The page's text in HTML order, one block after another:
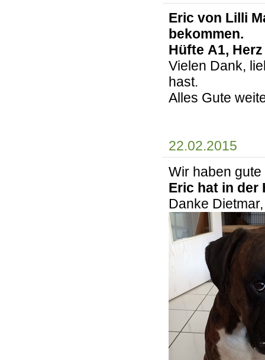
Eric von Lilli
bekommen.
Hüfte A1,
Vielen Dank,
hast.
Alles Gute
22.02.2015
Wir haben
Eric hat in der
Danke